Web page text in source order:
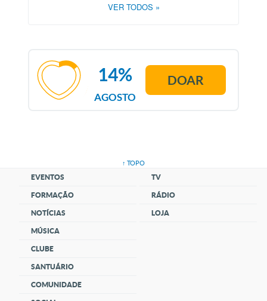
VER TODOS »
AGOSTO
14% DOAR
↑ TOPO
EVENTOS
FORMAÇÃO
NOTÍCIAS
MÚSICA
CLUBE
SANTUÁRIO
COMUNIDADE
TV
RÁDIO
LOJA